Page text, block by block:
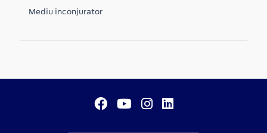
Mediu inconjurator